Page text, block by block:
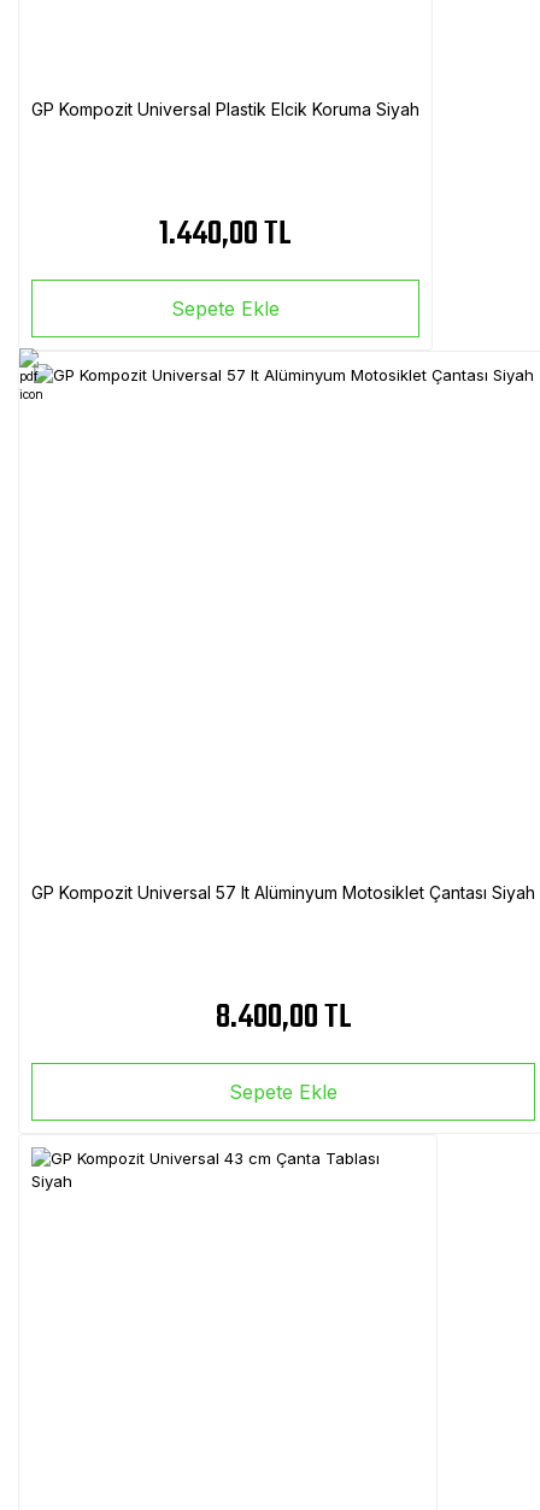
GP Kompozit Universal Plastik Elcik Koruma Siyah
1.440,00 TL
Sepete Ekle
GP Kompozit Universal 57 lt Alüminyum Motosiklet Çantası Siyah
8.400,00 TL
Sepete Ekle